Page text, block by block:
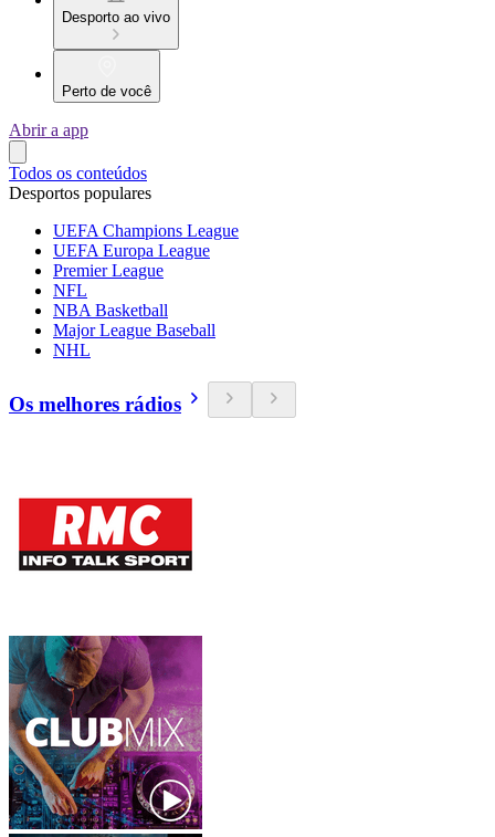
Desporto ao vivo
Perto de você
Abrir a app
Todos os conteúdos
Desportos populares
UEFA Champions League
UEFA Europa League
Premier League
NFL
NBA Basketball
Major League Baseball
NHL
Os melhores rádios